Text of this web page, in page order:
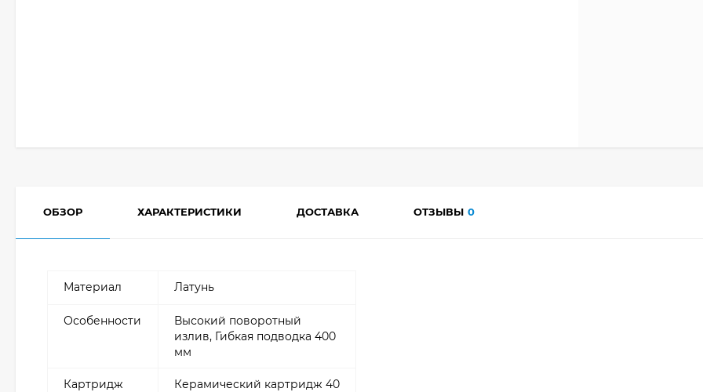
ОБЗОР ХАРАКТЕРИСТИКИ ДОСТАВКА ОТЗЫВЫ 0
Материал Латунь
Особенности
Высокий поворотный
излив, Гибкая подводка 400
мм
Картридж
Керамический картридж 40